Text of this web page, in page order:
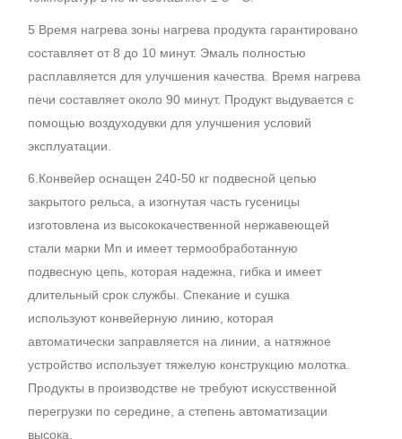
5 Время нагрева зоны нагрева продукта гарантировано
составляет от 8 до 10 минут. Эмаль полностью
расплавляется для улучшения качества. Время нагрева
печи составляет около 90 минут. Продукт выдувается с
помощью воздуходувки для улучшения условий
эксплуатации.
6.Конвейер оснащен 240-50 кг подвесной цепью
закрытого рельса, а изогнутая часть гусеницы
изготовлена из высококачественной нержавеющей
стали марки Mn и имеет термообработанную
подвесную цепь, которая надежна, гибка и имеет
длительный срок службы. Спекание и сушка
используют конвейерную линию, которая
автоматически заправляется на линии, а натяжное
устройство использует тяжелую конструкцию молотка.
Продукты в производстве не требуют искусственной
перегрузки по середине, а степень автоматизации
высока.